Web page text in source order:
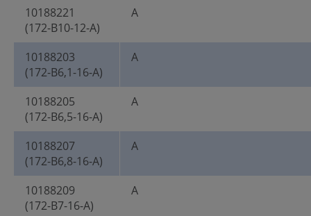
10188221
(172-B10-12-A)
A
10188203
(172-B6,1-16-A)
A
10188205
(172-B6,5-16-A)
A
10188207
(172-B6,8-16-A)
A
10188209
(172-B7-16-A)
A